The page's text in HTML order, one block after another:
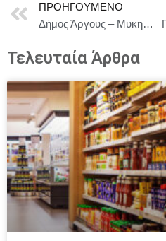
ΠΡΟΗΓΟΎΜΕΝΟ
Δήμος Άργους – Μυκηνών : Πρόσκληση για συνεδρίαση δημοτικού συμβουλίου στις 30/1/2026
Τελευταία Άρθρα